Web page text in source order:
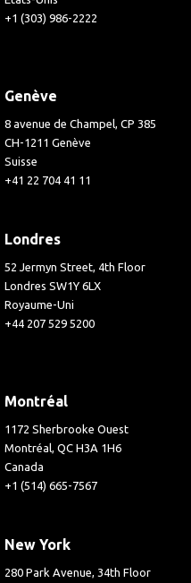
+1 (303) 986-2222
Genève
8 avenue de Champel, CP 385
CH-1211 Genève
Suisse
+41 22 704 41 11
Londres
52 Jermyn Street, 4th Floor
Londres SW1Y 6LX
Royaume-Uni
+44 207 529 5200
Montréal
1172 Sherbrooke Ouest
Montréal, QC H3A 1H6
Canada
+1 (514) 665-7567
New York
280 Park Avenue, 34th Floor